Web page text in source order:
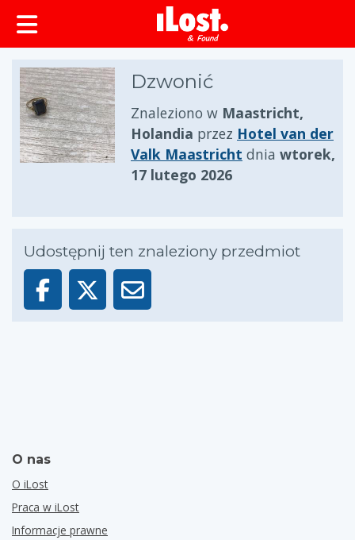
zawartości
Dzwonić
Znaleziono w Maastricht,
Holandia przez Hotel van der
Valk Maastricht dnia wtorek,
17 lutego 2026
Udostępnij ten znaleziony przedmiot
O nas
O iLost
Praca w iLost
Informacje prawne